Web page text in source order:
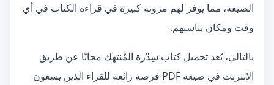
الصيغة، مما يوفر لهم مرونة كبيرة في قراءة الكتاب في أي
وقت ومكان يناسبهم.
بالتالي، يُعد تحميل كتاب سِدْرة المُنتهك مجانًا عن طريق
الإنترنت في صيغة PDF فرصة رائعة للقراء الذين يسعون